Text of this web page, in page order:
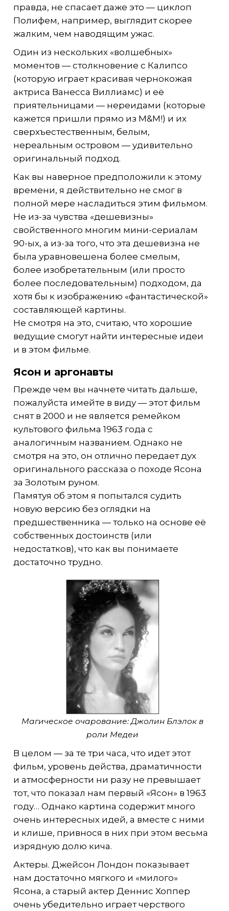
правда, не спасает даже это — циклоп
Полифем, например, выглядит скорее
жалким, чем наводящим ужас.
Один из нескольких «волшебных»
моментов — столкновение с Калипсо
(которую играет красивая чернокожая
актриса Ванесса Виллиамс) и её
приятельницами — нереидами (которые
кажется пришли прямо из M&M!) и их
сверхъестественным, белым,
нереальным островом — удивительно
оригинальный подход.
Как вы наверное предположили к этому
времени, я действительно не смог в
полной мере насладиться этим фильмом.
Не из-за чувства «дешевизны»
свойственного многим мини-сериалам
90-ых, а из-за того, что эта дешевизна не
была уравновешена более смелым,
более изобретательным (или просто
более последовательным) подходом, да
хотя бы к изображению «фантастической»
составляющей картины.
Не смотря на это, считаю, что хорошие
ведущие смогут найти интересные идеи
и в этом фильме.
Ясон и аргонавты
Прежде чем вы начнете читать дальше,
пожалуйста имейте в виду — этот фильм
снят в 2000 и не является ремейком
культового фильма 1963 года с
аналогичным названием. Однако не
смотря на это, он отлично передает дух
оригинального рассказа о походе Ясона
за Золотым руном.
Памятуя об этом я попытался судить
новую версию без оглядки на
предшественника — только на основе её
собственных достоинств (или
недостатков), что как вы понимаете
достаточно трудно.
Магическое очарование: Джолин Блэлок в
роли Медеи
В целом — за те три часа, что идет этот
фильм, уровень действа, драматичности
и атмосферности ни разу не превышает
тот, что показал нам первый «Ясон» в 1963
году… Однако картина содержит много
очень интересных идей, а вместе с ними
и клише, привнося в них при этом весьма
изрядную долю кича.
Актеры. Джейсон Лондон показывает
нам достаточно мягкого и «милого»
Ясона, а старый актер Деннис Хоппер
очень убедительно играет черствого